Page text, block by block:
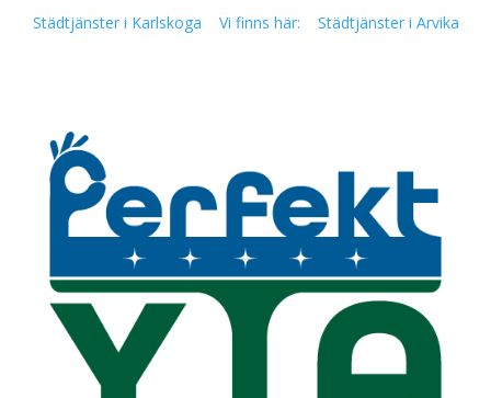
Städtjänster i Karlskoga Vi finns här: Städtjänster i Arvika